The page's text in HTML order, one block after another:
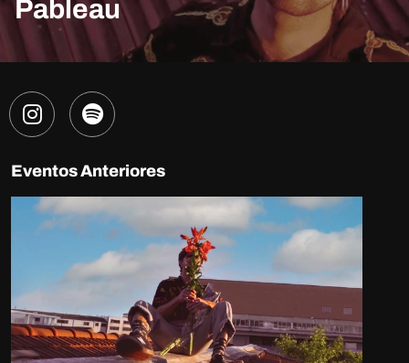
Pableau
Eventos Anteriores